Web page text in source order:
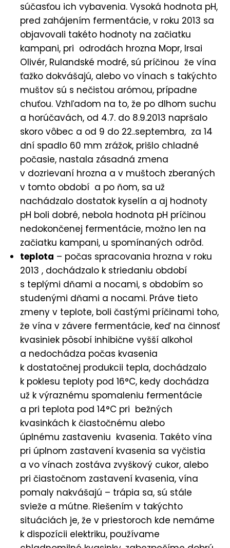
súčasťou ich vybavenia. Vysoká hodnota pH,
pred zahájením fermentácie, v roku 2013 sa
objavovali takéto hodnoty na začiatku
kampani, pri odrodách hrozna Mopr, Irsai
Olivér, Rulandské modré, sú príčinou že vína
ťažko dokvášajú, alebo vo vínach s takýchto
muštov sú s nečistou arómou, prípadne
chuťou. Vzhľadom na to, že po dlhom suchu
a horúčavách, od 4.7. do 8.9.2013 napršalo
skoro vôbec a od 9 do 22..septembra, za 14
dní spadlo 60 mm zrážok, prišlo chladné
počasie, nastala zásadná zmena
v dozrievaní hrozna a v muštoch zberaných
v tomto období a po ňom, sa už
nachádzalo dostatok kyselín a aj hodnoty
pH boli dobré, nebola hodnota pH príčinou
nedokončenej fermentácie, možno len na
začiatku kampani, u spomínaných odrôd.
teplota – počas spracovania hrozna v roku
2013 , dochádzalo k striedaniu období
s teplými dňami a nocami, s obdobím so
studenými dňami a nocami. Práve tieto
zmeny v teplote, boli častými príčinami toho,
že vína v závere fermentácie, keď na činnosť
kvasiniek pôsobí inhibične vyšší alkohol
a nedochádza počas kvasenia
k dostatočnej produkcii tepla, dochádzalo
k poklesu teploty pod 16°C, kedy dochádza
už k výraznému spomaleniu fermentácie
a pri teplota pod 14°C pri bežných
kvasinkách k čiastočnému alebo
úplnému zastaveniu kvasenia. Takéto vína
pri úplnom zastavení kvasenia sa vyčistia
a vo vínach zostáva zvyškový cukor, alebo
pri čiastočnom zastavení kvasenia, vína
pomaly nakvášajú – trápia sa, sú stále
svieže a mútne. Riešením v takýchto
situáciách je, že v priestoroch kde nemáme
k dispozícii elektriku, používame